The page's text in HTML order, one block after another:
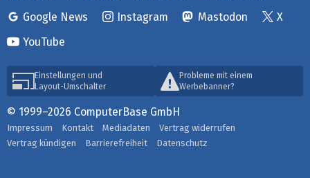
Google News
Instagram Mastodon
X
YouTube
Einstellungen und
Layout-Umschalter
Probleme mit einem
Werbebanner?
© 1999–2026 ComputerBase GmbH
Impressum Kontakt Mediadaten
Vertrag widerrufen
Vertrag kündigen
Barrierefreiheit Datenschutz